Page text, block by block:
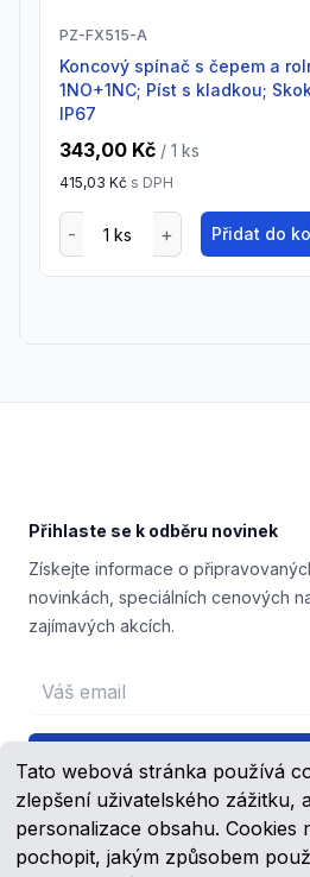
Tato webová stránka používá
zlepšení uživatelského zážitku,
personalizace obsahu. Cookies
pochopit, jakým způsobem
PZ-FX515-A
Koncový spínač s čepem a rolnou_PG 11; Plast;
1NO+1NC; Píst s kladkou;
IP67
343,00 Kč / 1 ks
415,03 Kč s DPH
Přidat do
Přihlaste se k odběru novinek
Získejte informace o
novinkách, speciálních cenových
zajímavých akcích.
Email address
Přihlášení
FacebookYouTube